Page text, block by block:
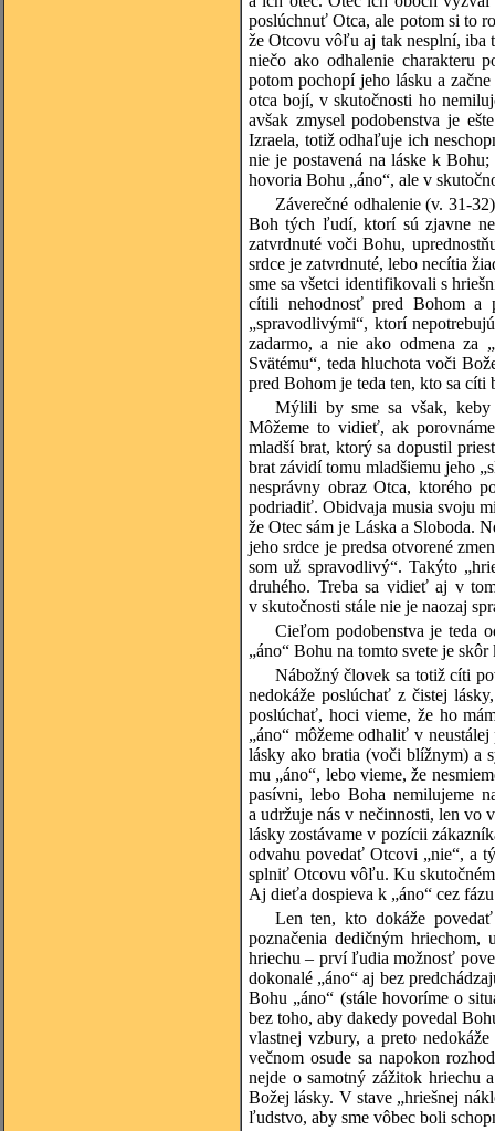
poslúchnuť Otca, ale potom si to
že Otcovu vôľu aj tak nesplní, iba
niečo ako odhalenie charakteru
potom pochopí jeho lásku a
otca bojí, v skutočnosti ho
avšak zmysel podobenstva je
Izraela, totiž odhaľuje ich
nie je postavená na láske k
hovoria Bohu „áno“, ale v
Záverečné odhalenie (v. 31-
Boh tých ľudí, ktorí sú zjavne
zatvrdnuté voči Bohu,
srdce je zatvrdnuté, lebo necítia
sme sa všetci identifikovali s
cítili nehodnosť pred Bohom a
„spravodlivými“, ktorí
zadarmo, a nie ako odmena za
Svätému“, teda hluchota voči
pred Bohom je teda ten, kto sa
Mýlili by sme sa však, keby
Môžeme to vidieť, ak
mladší brat, ktorý sa dopustil
brat závidí tomu mladšiemu jeho
nesprávny obraz Otca, ktorého
podriadiť. Obidvaja musia svoju
že Otec sám je Láska a Sloboda.
jeho srdce je predsa otvorené
som už spravodlivý“. Takýto
druhého. Treba sa vidieť aj v
v skutočnosti stále nie je naozaj
Cieľom podobenstva je teda
„áno“ Bohu na tomto svete je
Nábožný človek sa totiž cíti
nedokáže poslúchať z čistej
poslúchať, hoci vieme, že ho
„áno“ môžeme odhaliť v
lásky ako bratia (voči blížnym) a
mu „áno“, lebo vieme, že
pasívni, lebo Boha nemilujeme
a udržuje nás v nečinnosti, len vo
lásky zostávame v pozícii
odvahu povedať Otcovi „nie“, a
splniť Otcovu vôľu. Ku
Aj dieťa dospieva k „áno“ cez
Len ten, kto dokáže
poznačenia dedičným
hriechu – prví ľudia možnosť
dokonalé „áno“ aj bez
Bohu „áno“ (stále hovoríme o
bez toho, aby dakedy povedal
vlastnej vzbury, a preto
večnom osude sa napokon
nejde o samotný zážitok hriechu
Božej lásky. V stave „hriešnej
ľudstvo, aby sme vôbec boli